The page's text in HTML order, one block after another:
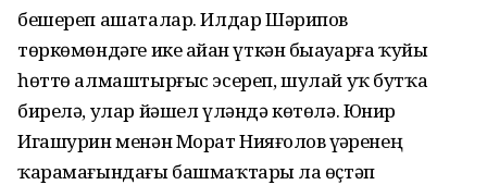
бешереп ашаталар. Илдар Шәрипов
төркөмөндәге ике айҙан үткән быҙауҙарға ҡуйы
һөттө алмаштырғыс эсереп, шулай уҡ бутҡа
бирелә, улар йәшел үләндә көтөлә. Юнир
Игашурин менән Морат Нияҙғолов үҙҙәренең
ҡарамағындағы башмаҡтарҙы ла өҫтәп